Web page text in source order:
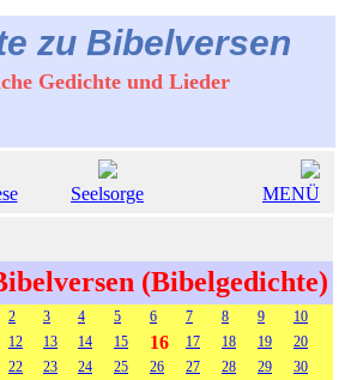
zu Bibelversen
Gedichte und Lieder
Seelsorge MENÜ
(Bibelgedichte)
2 3 4 5 6 7 8 9
10
12 13 14 15 16 17 18 19
20
22 23 24 25 26 27 28 29
30